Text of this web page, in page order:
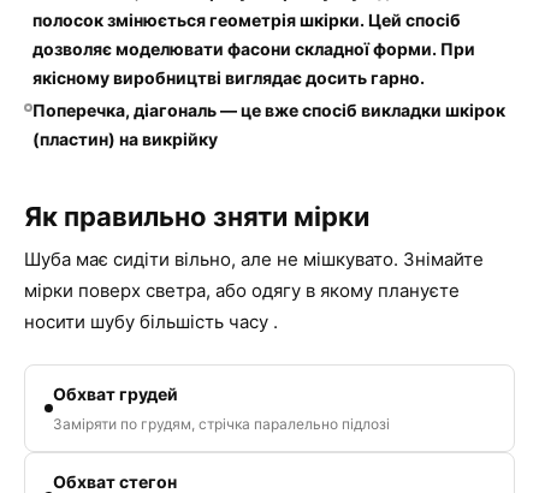
полосок змінюється геометрія шкірки. Цей спосіб
дозволяє моделювати фасони складної форми. При
якісному виробництві виглядає досить гарно.
Поперечка, діагональ — це вже спосіб викладки шкірок
(пластин) на викрійку
Як правильно зняти мірки
Шуба має сидіти вільно, але не мішкувато. Знімайте
мірки поверх светра, або одягу в якому плануєте
носити шубу більшість часу .
Обхват грудей
Заміряти по грудям, стрічка паралельно підлозі
Обхват стегон